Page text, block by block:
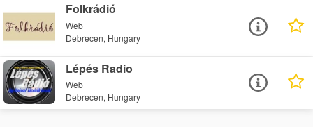
Folkrádió
Web
Debrecen, Hungary
Lépés Radio
Web
Debrecen, Hungary